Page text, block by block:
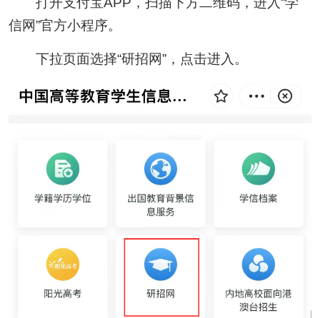
信网”官方小程序。
下拉页面选择“研招网”，点击进入。